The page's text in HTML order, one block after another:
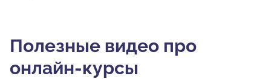
Полезные видео про
онлайн-курсы